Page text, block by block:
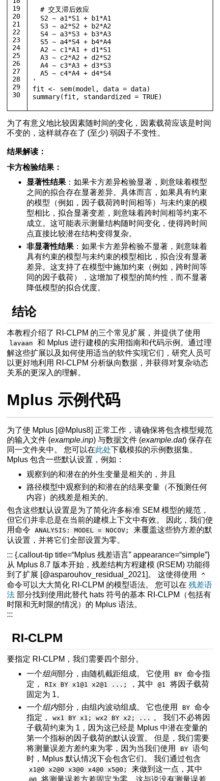
19
20
21
22
23
24
25
26
27
28
29
30
  # 交叉滞后效应
  S2 ~ a1*S1 + b1*A1
  S3 ~ a2*S2 + b2*A2
  S4 ~ a3*S3 + b3*A3
  S5 ~ a4*S4 + b4*A4
  A2 ~ c1*A1 + d1*S1
  A3 ~ c2*A2 + d2*S2
  A4 ~ c3*A3 + d3*S3
  A5 ~ c4*A4 + d4*S4
'
fit <- sem(model , data = data)
summary(fit , standardized = TRUE)
为了有意义地比较因素随时间的变化，因素载荷应该是时间
不变的，这样就存在了 (至少) 弱因子不变性。
结果解读：
卡方检验结果：
显著性结果 ：如果卡方差异检验显著，则意味着模型
之间的拟合存在显著差异。具体而言，如果具有约束
的模型（例如，因子载荷跨时间相等）与未约束的模
型相比，拟合显著变差，则意味着跨时间相等约束不
成立。这可能表示测量结构随时间变化，使得跨时间
点直接比较潜在结构变得复杂。
非显著性结果 ：如果卡方差异检验不显著，则意味着
具有约束的模型与未约束的模型相比，拟合没有显著
差异。这支持了在模型中施加约束（例如，跨时间等
同的因子载荷），这增加了模型的简约性，而不显著
降低模型的拟合优度。
结论
本教程介绍了 RI-CLPM 的三个常见扩展，并提供了使用
lavaan
和 Mplus 进行建模的实用指南和代码示例。通过理
解这些扩展以及如何使用适当的软件实现它们，研究人员可
以更好地利用 RI-CLPM 分析纵向数据，并获得对复杂动态
关系的更深入的理解。
Mplus 示例代码
为了使 Mplus [@Mplus8] 正常工作，请确保将包含模型规范
的输入文件 (example.inp) 与数据文件 (example.dat) 保存在
同一文件夹中。 您可以在此处下载模拟的示例数据集。
Mplus 包含一些默认设置，例如：
观察到的和潜在的外生变量是相关的，并且
路径模型中观察到的和潜在的结果变量（不预测任何
内容）的残差是相关的。
包含这些默认设置是为了简化许多标准 SEM 模型的规范，
但它们并非总是在当前的建模上下文中有效。 因此，我们使
用命令
ANALYSIS: MODEL = NOCOV;
来覆盖这些协方差的默
认设置，并将它们全部设置为零。
::: {.callout-tip title=“Mplus 残差语言” appearance=“simple”}
从 Mplus 8.7 版本开始，残差结构方程建模 (RSEM) 功能得
到了扩展 [@asparouhov_residual_2021]。 这使得使用
^
命令可以大大简化 RI-CLPM 的模型语法。 您可以在 残差语
法 部分找到使用此替代 hats 符号的基本 RI-CLPM（包括有
时限和无时限的情况）的 Mplus 语法。
:::
RI-CLPM
要指定 RI-CLPM，我们需要四个部分。
一个组间部分，由随机截距组成。 它使用 BY 命令指
定，
RIx BY x1@1 x2@1 ...; ，其中 @1
将因子载荷
固定为 1。
一个组内部分，由组内波动组成。 它也使用 BY 命令
指定，
wx1 BY x1; wx2 BY x2; ...
。 我们不必将因
子载荷约束为 1，因为这已经是 Mplus 中潜在变量的
第一个指标的因子载荷的默认设置。 但是，我们需要
将测量误差方差约束为零，因为当我们使用
BY 语句
时，Mplus 默认情况下会包含它们。 我们通过包含
x1@0 x2@0 x3@0 x4@0 x5@0; 来做到这一点，其中
将测量误差方差固定为零，这与说没有测量误差